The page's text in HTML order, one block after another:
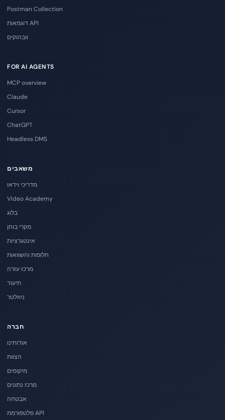
Postman Collection
דוגמאות API
וובהוקים
FOR AI AGENTS
MCP overview
Claude
Cursor
ChatGPT
Headless DMS
משאבים
מדריכי וידאו
Video Academy
בלוג
מקרי בוחן
אינטגרציות
חלופות והשוואות
מרכז עזרה
תיעוד
ניוזלטר
חברה
אודותינו
הצוות
מיקומים
מרכז נתונים
אבטחה
פלטפורמת API